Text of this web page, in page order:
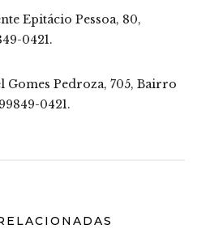
Epitácio Pessoa, 80,
0421.
Gomes Pedroza, 705, Bairro
0421.